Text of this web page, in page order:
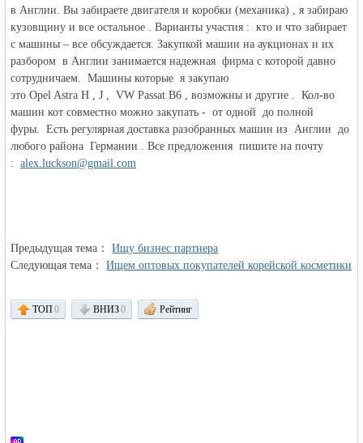
объявления в
в Англии. Вы забираете двигателя и коробки (механика) , я забираю
кузовщину и все остальное . Варианты участия : кто и что забирает
с машины – все обсуждается. Закупкой машин на аукционах и их
разбором в Англии занимается надежная фирма с которой давно
сотрудничаем. Машины которые я закупаю
это Opel Astra H , J , VW Passat B6 , возможны и другие . Кол-во
машин кот совместно можно закупать - от одной до полной
фуры. Есть регулярная доставка разобранных машин из Англии до
любого района Германии . Все предложения пишите на почту
:alex.luckson@gmail.com
Предыдущая тема：Ищу бизнес партнера
Следующая тема：Ищем оптовых покупателей корейской косметики
ТОП0 ВНИЗ0 Рейтинг